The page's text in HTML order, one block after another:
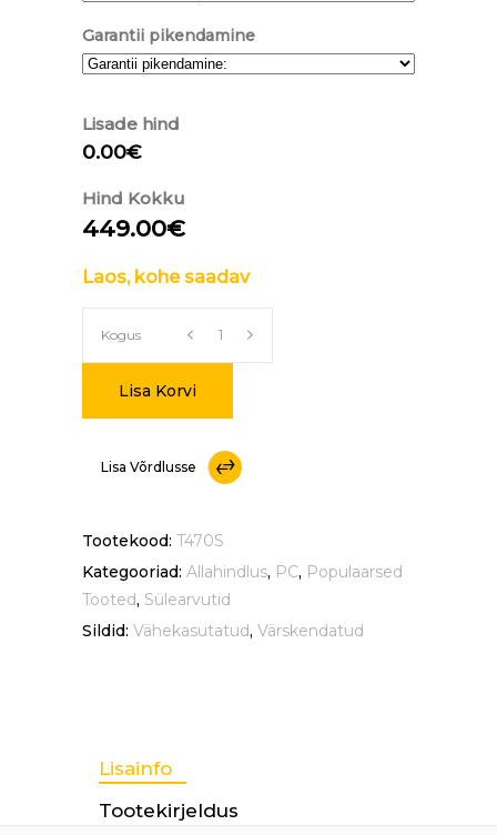
Garantii pikendamine
Lisade hind
0.00€
Hind Kokku
449.00€
Laos, kohe saadav
Lenovo
ThinkPad
Kogus
Lisa Korvi
Lisa Võrdlusse
Tootekood: T470S
Kategooriad: Allahindlus, PC, Populaarsed
Tooted, Sülearvutid
Sildid: Vähekasutatud, Värskendatud
Lisainfo
Tootekirjeldus